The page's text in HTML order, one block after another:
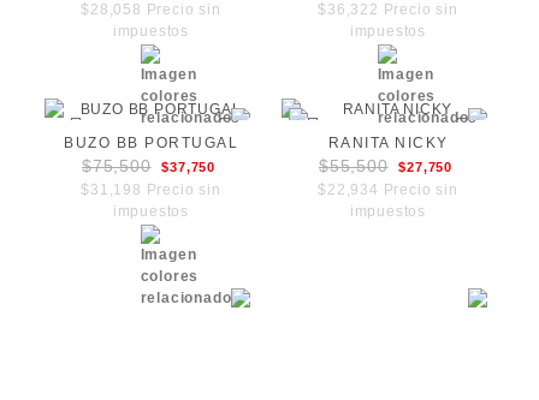
$28,058 Precio sin
impuestos
$36,322 Precio sin
impuestos
BUZO BB PORTUGAL
$75,500 $37,750
$31,198 Precio sin
impuestos
RANITA NICKY
$55,500 $27,750
$22,934 Precio sin
impuestos